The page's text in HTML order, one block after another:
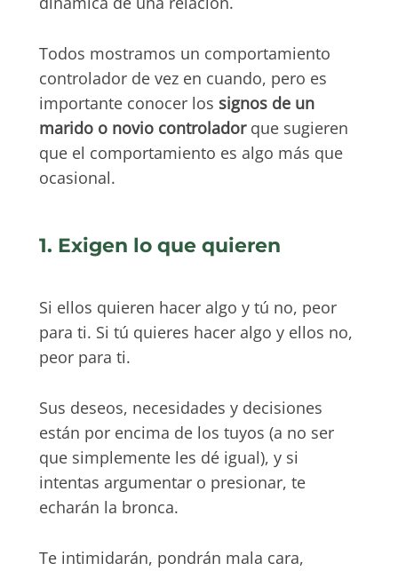
Todos mostramos un comportamiento
controlador de vez en cuando, pero es
importante conocer los signos de un
marido o novio controladorque sugieren
que el comportamiento es algo más que
ocasional.
1. Exigen lo que quieren
Si ellos quieren hacer algo y tú no, peor
para ti. Si tú quieres hacer algo y ellos no,
peor para ti.
Sus deseos, necesidades y decisiones
están por encima de los tuyos (a no ser
que simplemente les dé igual), y si
intentas argumentar o presionar, te
echarán la bronca.
Te intimidarán, pondrán mala cara,